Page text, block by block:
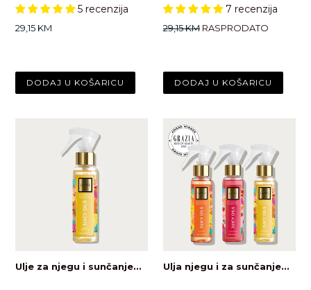
5 recenzija
Standardna
29,15 KM
7 recenzija
Standardna
29,15 KM RASPRODATO
Ulje za njegu i sunčanje... Ulja njegu i za sunčanje...